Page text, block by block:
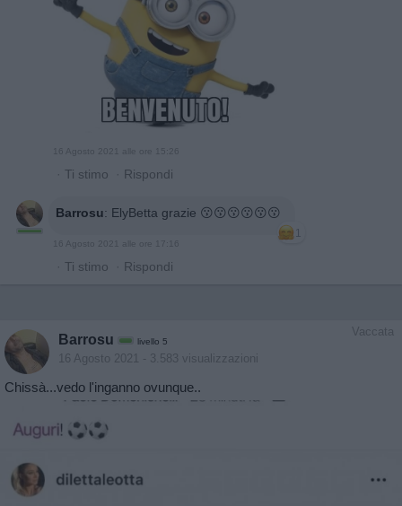
16 Agosto 2021 alle ore 15:26
· Ti stimo · Rispondi
Barrosu: ElyBetta grazie 😗😗😗😗😗😗
1
16 Agosto 2021 alle ore 17:16
· Ti stimo · Rispondi
Vaccata
Barrosu livello 5
16 Agosto 2021 - 3.583 visualizzazioni
Chissà...vedo l'inganno ovunque..